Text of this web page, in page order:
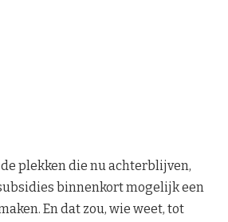
plekken die nu achterblijven,
binnenkort mogelijk een
En dat zou, wie weet, tot